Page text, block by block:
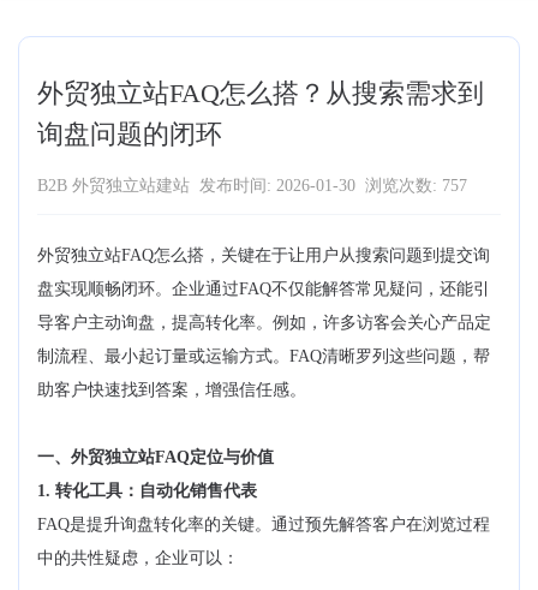
外贸独立站FAQ怎么搭？从搜索需求到
询盘问题的闭环
B2B 外贸独立站建站 发布时间: 2026-01-30 浏览次数: 757
外贸独立站FAQ怎么搭，关键在于让用户从搜索问题到提交询
盘实现顺畅闭环。企业通过FAQ不仅能解答常见疑问，还能引
导客户主动询盘，提高转化率。例如，许多访客会关心产品定
制流程、最小起订量或运输方式。FAQ清晰罗列这些问题，帮
助客户快速找到答案，增强信任感。
一、外贸独立站FAQ定位与价值
1. 转化工具：自动化销售代表
FAQ是提升询盘转化率的关键。通过预先解答客户在浏览过程
中的共性疑虑，企业可以：